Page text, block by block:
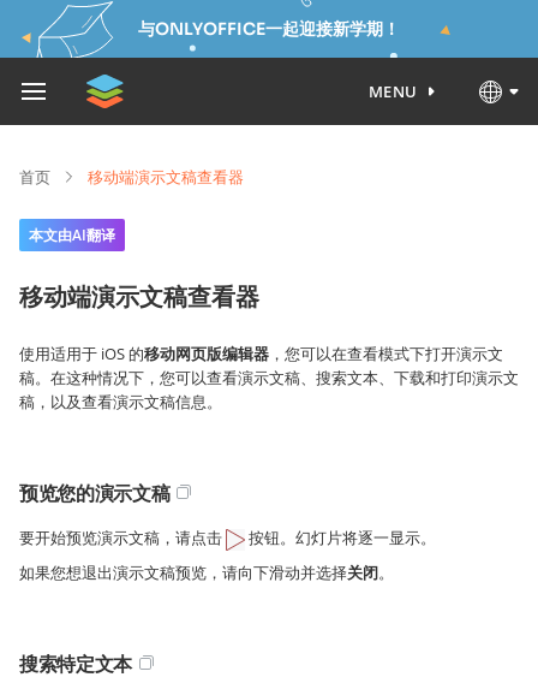
与ONLYOFFICE一起迎接新学期！
MENU
首页 移动端演示文稿查看器
本文由AI翻译
移动端演示文稿查看器
使用适用于 iOS 的移动网页版编辑器 ，您可以在查看模式下打开演示文
稿。在这种情况下，您可以查看演示文稿、搜索文本、下载和打印演示文
稿，以及查看演示文稿信息。
预览您的演示文稿
要开始预览演示文稿，请点击
按钮。幻灯片将逐一显示。
如果您想退出演示文稿预览，请向下滑动并选择关闭。
搜索特定文本